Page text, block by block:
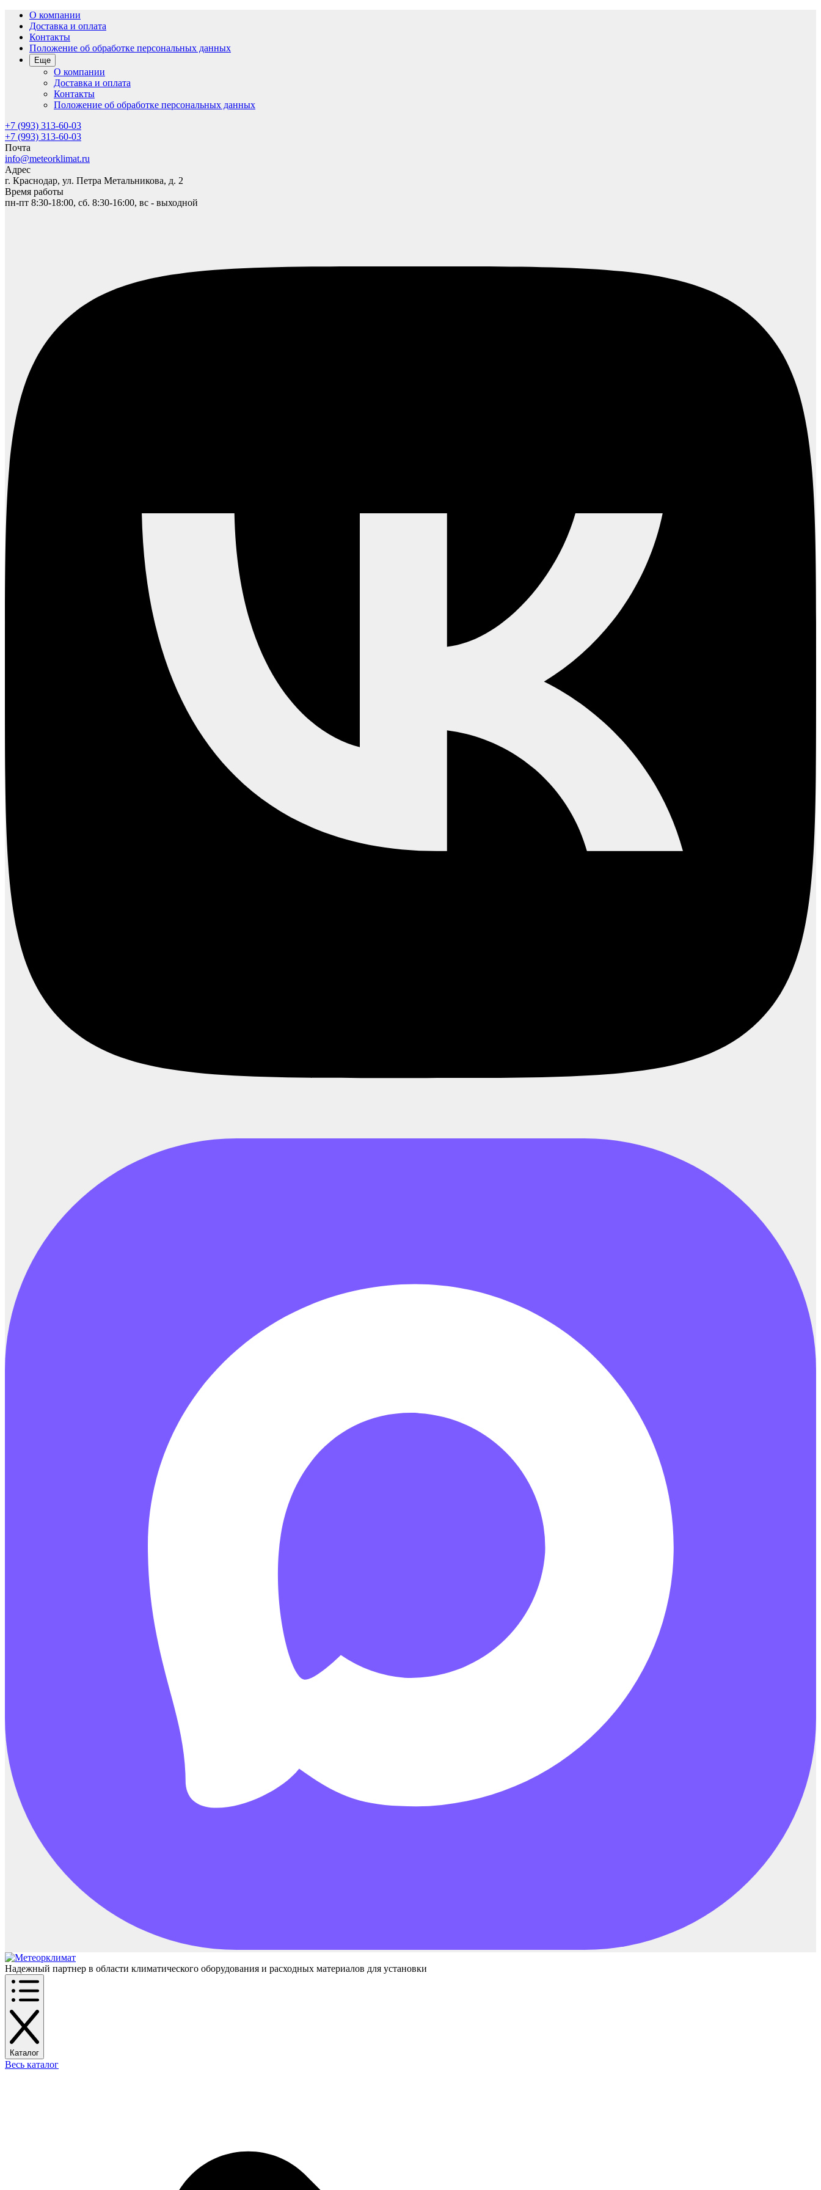
О компании
Доставка и оплата
Контакты
Положение об обработке персональных данных
Еще
О компании
Доставка и оплата
Контакты
Положение об обработке персональных данных
+7 (993) 313-60-03
+7 (993) 313-60-03
Почта
info@meteorklimat.ru
Адрес
г. Краснодар, ул. Петра Метальникова, д. 2
Время работы
пн-пт 8:30-18:00, сб. 8:30-16:00, вс - выходной
Надежный партнер в области климатического оборудования и расходных материалов для установки
Каталог
Весь каталог